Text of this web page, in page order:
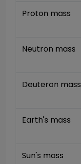
Proton mass
Neutron mass
Deuteron mass
Earth's mass
Sun's mass